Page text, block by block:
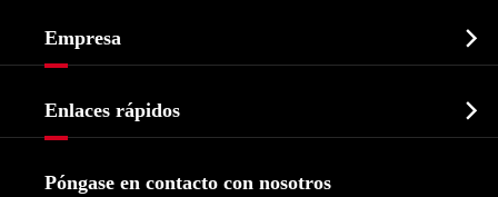
Bioquímico
Agroquímicos e intermedios
Ingredientes Cosméticos
Empresa 
Historia de la empresa
Enlaces rápidos 
Póngase en contacto con nosotros